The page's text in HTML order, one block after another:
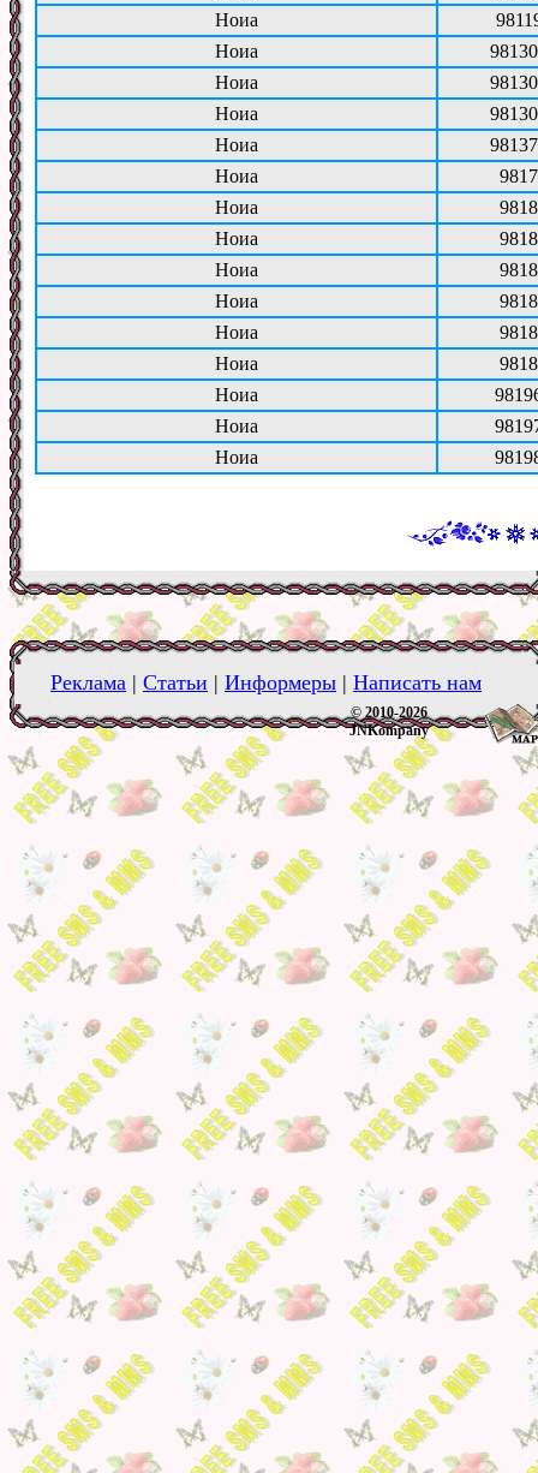
Ноиа
Ноиа
Ноиа
Ноиа
Ноиа
Ноиа
Ноиа
Ноиа
Ноиа
Ноиа
Ноиа
Ноиа
Ноиа
Ноиа
Ноиа
Реклама | Статьи | Информеры | Написать нам
© 2010-2026
JNKompany